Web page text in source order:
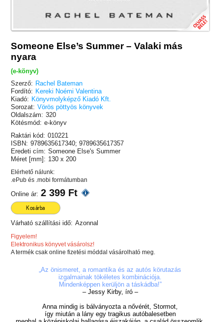
Someone Else’s Summer – Valaki más
nyara
(e-könyv)
Szerző: Rachel Bateman
Fordító: Kereki Noémi Valentina
Kiadó: Könyvmolyképző Kiadó Kft.
Sorozat: Vörös pöttyös könyvek
Oldalszám: 320
Kötésmód: e-könyv
Raktári kód: 010221
ISBN: 9789635617340; 9789635617357
Eredeti cím: Someone Else's Summer
Méret [mm]: 130 x 200
Elérhető nálunk:
.ePub és .mobi formátumban
Online ár: 2 399 Ft
Kosárba
Várható szállítási idő: Azonnal
Figyelem!
Elektronikus könyvet vásárolsz!
A termék csak online fizetési móddal vásárolható meg.
„Az önismeret, a romantika és az autós körutazás
izgalmainak tökéletes kombinációja.
Mindenképpen kerüljön a táskádba!”
– Jessy Kirby, író –
Anna mindig is bálványozta a nővérét, Stormot,
így miután a lány egy tragikus autóbalesetben